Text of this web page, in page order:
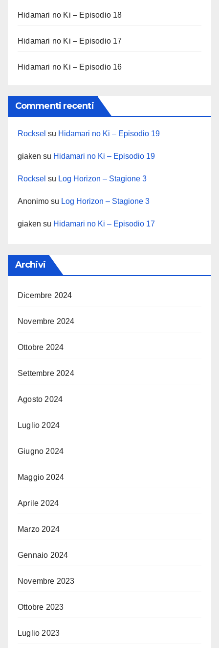
Hidamari no Ki – Episodio 18
Hidamari no Ki – Episodio 17
Hidamari no Ki – Episodio 16
Commenti recenti
Rocksel su Hidamari no Ki – Episodio 19
giaken su Hidamari no Ki – Episodio 19
Rocksel su Log Horizon – Stagione 3
Anonimo su Log Horizon – Stagione 3
giaken su Hidamari no Ki – Episodio 17
Archivi
Dicembre 2024
Novembre 2024
Ottobre 2024
Settembre 2024
Agosto 2024
Luglio 2024
Giugno 2024
Maggio 2024
Aprile 2024
Marzo 2024
Gennaio 2024
Novembre 2023
Ottobre 2023
Luglio 2023